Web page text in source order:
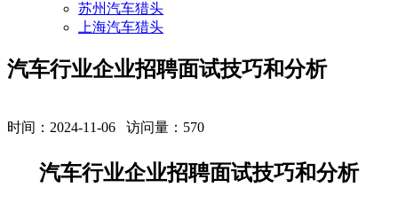
苏州汽车猎头
上海汽车猎头
汽车行业企业招聘面试技巧和分析
时间：2024-11-06 访问量： 570
汽车行业企业招聘面试技巧和分析